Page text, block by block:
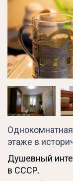
этаже в
Душевный
в СССР.